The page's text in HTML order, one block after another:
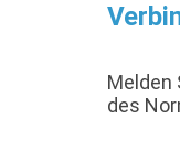
Melden
des